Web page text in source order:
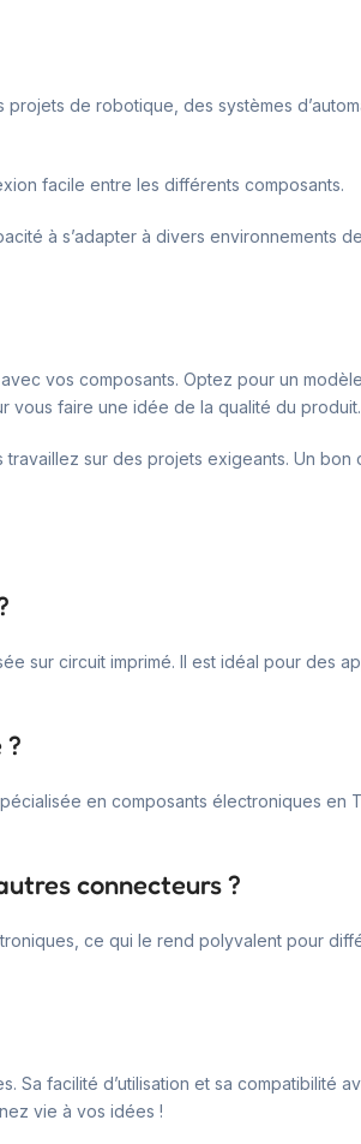
de robotique, des systèmes
facile entre les différents composants.
à s’adapter à divers environnements
vos composants. Optez pour un
vous faire une idée de la qualité du produit.
sur des projets exigeants. Un
sur circuit imprimé. Il est idéal pour des
?
en composants électroniques
connecteurs ?
ce qui le rend polyvalent pour
facilité d’utilisation et sa compatibilité
vie à vos idées !